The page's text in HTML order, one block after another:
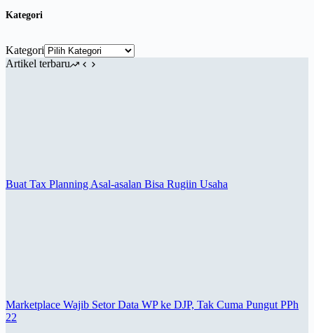
Kategori
Kategori
Artikel terbaru
Buat Tax Planning Asal-asalan Bisa Rugiin Usaha
Marketplace Wajib Setor Data WP ke DJP, Tak Cuma Pungut PPh
22